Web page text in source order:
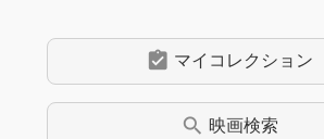
assignment_turned_in マイコレクション
search 映画検索